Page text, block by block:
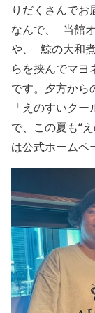
りだくさんでお
なんで、 当館
や、 鯨の大和
らを挟んでマヨ
です。夕方から
「えのすいク
で、この夏も“
は公式ホームペ